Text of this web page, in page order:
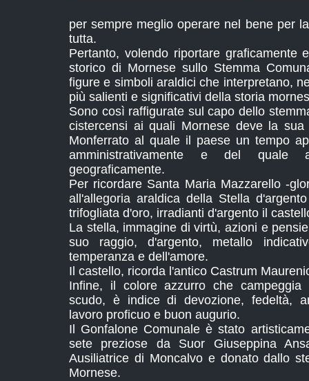
per sempre meglio operare nel bene per
tutta.
Pertanto, volendo riportare graficamente
storico di Mornese sullo Stemma
figure e simboli araldici che interpretano,
più salienti e significativi della storia
Sono così raffigurate sul capo dello
cistercensi ai quali Mornese deve la
Monferrato al quale il paese un tempo
amministrativamente e del
geograficamente.
Per ricordare Santa Maria Mazzarello -
all'allegoria araldica della Stella
trifogliata d'oro, irradianti d'argento il
La stella, immagine di virtù, azioni e
suo raggio, d'argento, metallo
temperanza e dell'amore.
Il castello, ricorda l'antico Castrum
Infine, il colore azzurro che
scudo, è indice di devozione, fedeltà,
lavoro proficuo e buon augurio.
Il Gonfalone Comunale è stato
sete preziose da Suor Giuseppina
Ausiliatrice di Moncalvo e donato dallo
Mornese.